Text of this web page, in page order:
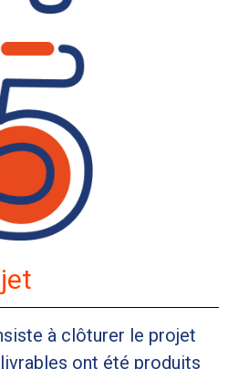
à clôturer le projet
ont été produits